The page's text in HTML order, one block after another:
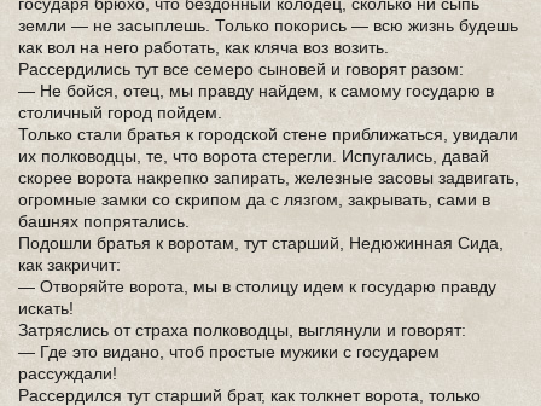
земли — не засыплешь. Только покорись — всю жизнь будешь
как вол на него работать, как кляча воз возить.
Рассердились тут все семеро сыновей и говорят разом:
— Не бойся, отец, мы правду найдем, к самому государю в
столичный город пойдем.
Только стали братья к городской стене приближаться, увидали
их полководцы, те, что ворота стерегли. Испугались, давай
скорее ворота накрепко запирать, железные засовы задвигать,
огромные замки со скрипом да с лязгом, закрывать, сами в
башнях попрятались.
Подошли братья к воротам, тут старший, Недюжинная Сида,
как закричит:
— Отворяйте ворота, мы в столицу идем к государю правду
искать!
Затряслись от страха полководцы, выглянули и говорят:
— Где это видано, чтоб простые мужики с государем
рассуждали!
Рассердился тут старший брат, как толкнет ворота, только